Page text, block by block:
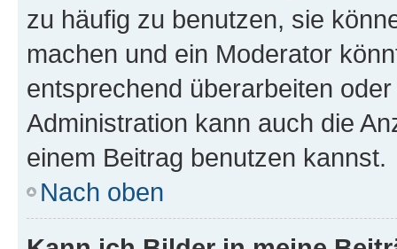
zu häufig zu benutzen, sie
machen und ein Moderator
entsprechend überarbeiten
Administration kann auch die
einem Beitrag benutzen kannst.
Nach oben